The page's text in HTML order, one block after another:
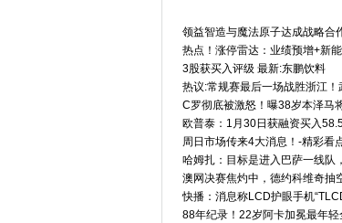
领益智造与魔法原子达成战略合
热点！涨停雷达：业绩预增+新
3股获买入评级 最新:东鹏饮料
热议:常规赛最后一场战胜浙江
C罗彻底被激怒！曝38岁本泽马
欧普泰：1月30日获融资买入
周日市场传来4大消息！-精彩看
哈姆扎：目标是进入巴萨一线队
澳网决赛焦灼中，德约科维奇抽
快播：消息称LCD护眼手机
88年纪录！22岁阿卡加冕最年